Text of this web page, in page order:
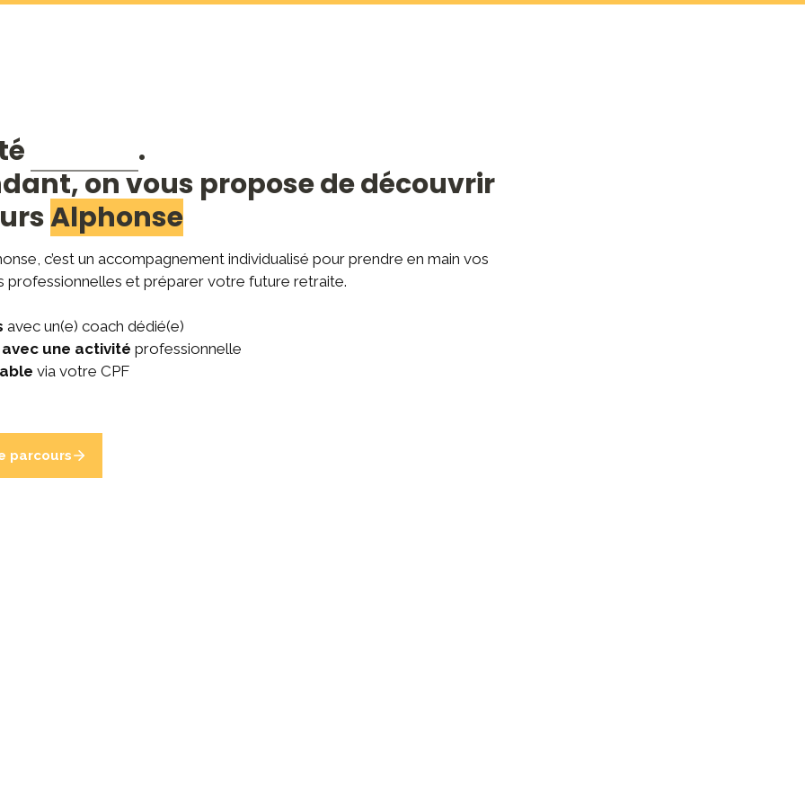
.
on vous propose de découvrir
Alphonse
c’est un accompagnement individualisé pour prendre en main vos
professionnelles et préparer votre future retraite.
avec un(e) coach dédié(e)
une activité professionnelle
via votre CPF
parcours